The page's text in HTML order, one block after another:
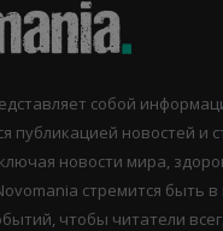
собой
публикацией новостей и
новости мира,
стремится быть в
чтобы читатели